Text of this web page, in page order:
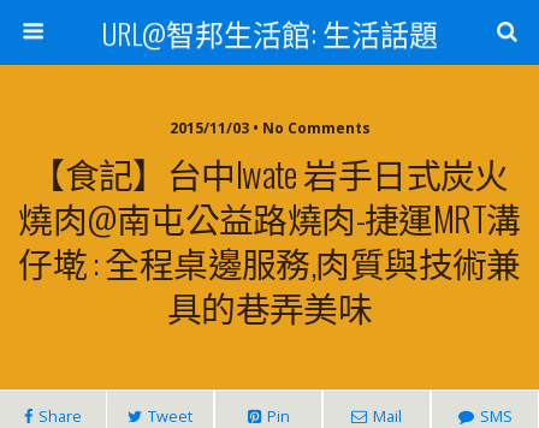
URL@智邦生活館: 生活話題
2015/11/03 • No Comments
【食記】台中Iwate 岩手日式炭火
燒肉@南屯公益路燒肉-捷運MRT溝
仔墘 : 全程桌邊服務,肉質與技術兼
具的巷弄美味
Share Tweet Pin Mail SMS